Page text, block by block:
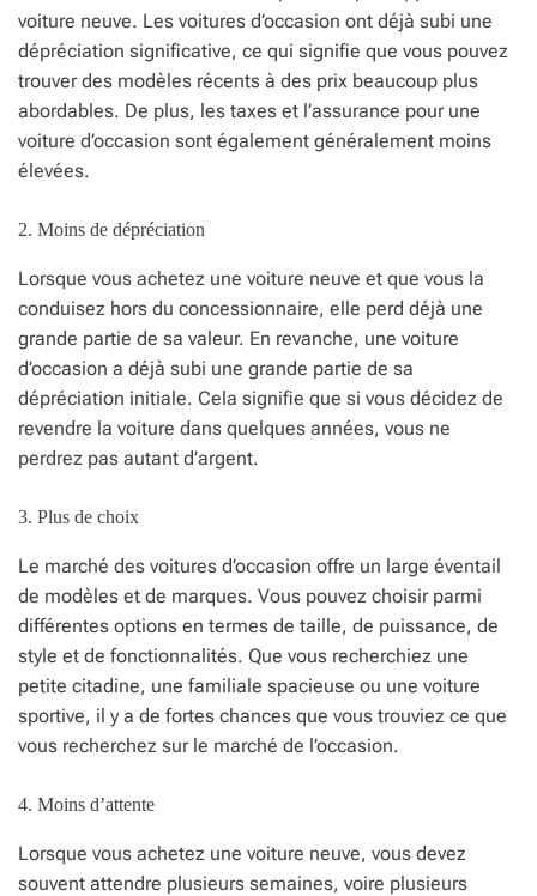
voiture neuve. Les voitures d’occasion ont déjà subi une
dépréciation significative, ce qui signifie que vous pouvez
trouver des modèles récents à des prix beaucoup plus
abordables. De plus, les taxes et l’assurance pour une
voiture d’occasion sont également généralement moins
élevées.
2. Moins de dépréciation
Lorsque vous achetez une voiture neuve et que vous la
conduisez hors du concessionnaire, elle perd déjà une
grande partie de sa valeur. En revanche, une voiture
d’occasion a déjà subi une grande partie de sa
dépréciation initiale. Cela signifie que si vous décidez de
revendre la voiture dans quelques années, vous ne
perdrez pas autant d’argent.
3. Plus de choix
Le marché des voitures d’occasion offre un large éventail
de modèles et de marques. Vous pouvez choisir parmi
différentes options en termes de taille, de puissance, de
style et de fonctionnalités. Que vous recherchiez une
petite citadine, une familiale spacieuse ou une voiture
sportive, il y a de fortes chances que vous trouviez ce que
vous recherchez sur le marché de l’occasion.
4. Moins d’attente
Lorsque vous achetez une voiture neuve, vous devez
souvent attendre plusieurs semaines, voire plusieurs